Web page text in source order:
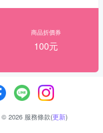
商品折價券
100元
2026 服務條款(更新)